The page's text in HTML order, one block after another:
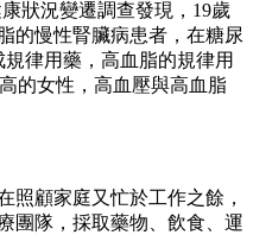
狀況變遷調查發現，19歲
的慢性腎臟病患者，在糖尿
律用藥，高血脂的規律用
的女性，高血壓與高血脂
照顧家庭又忙於工作之餘，
團隊，採取藥物、飲食、運